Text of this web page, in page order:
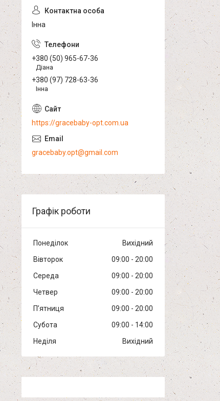
Інна
+380 (50) 965-67-36
Діана
+380 (97) 728-63-36
Інна
https://gracebaby-opt.com.ua
gracebaby.opt@gmail.com
Графік роботи
Понеділок
Вихідний
Вівторок
09:00
20:00
Середа
09:00
20:00
Четвер
09:00
20:00
Пʼятниця
09:00
20:00
Субота
09:00
14:00
Неділя
Вихідний